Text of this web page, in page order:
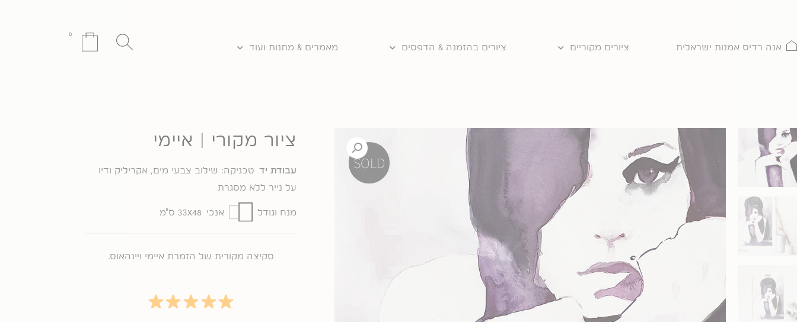
אנה רדיס אמנות ישראלית ציורים מקוריים ציורים בהזמנה & הדפסים מאמרים & מתנות ועוד
0
SOLD
ציור מקורי | איימי
עבודת יד טכניקה: שילוב צבעי מים, אקריליק ודיו
על נייר ללא מסגרת
מנח וגודל אנכי 33x48 ס"מ
סקיצה מקורית של הזמרת איימי ויינהאוס.